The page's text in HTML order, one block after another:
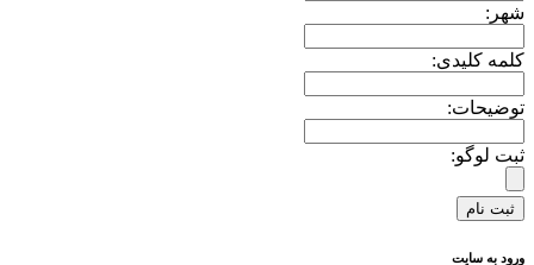
شهر:
کلمه کلیدی:
توضیحات:
ثبت لوگو:
ورود به سایت